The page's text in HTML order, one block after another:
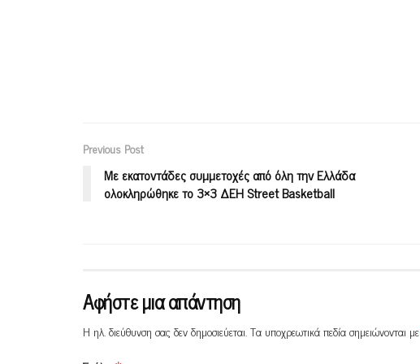
Previous Post
Με εκατοντάδες συμμετοχές από όλη την Ελλάδα
ολοκληρώθηκε το 3×3 ΔΕΗ Street Basketball
Αφήστε μια απάντηση
Η ηλ. διεύθυνση σας δεν δημοσιεύεται.Τα υποχρεωτικά πεδία σημειώνονται με